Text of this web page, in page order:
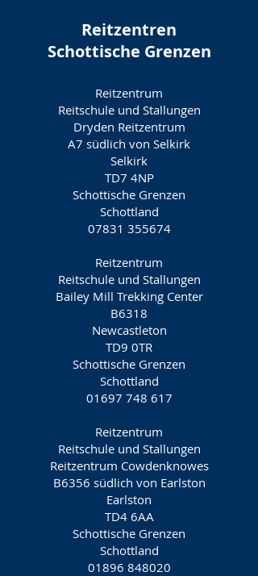
Reitzentren
Schottische Grenzen
Reitzentrum
Reitschule und Stallungen
Dryden Reitzentrum
A7 südlich von Selkirk
Selkirk
TD7 4NP
Schottische Grenzen
Schottland
07831 355674
Reitzentrum
Reitschule und Stallungen
Bailey Mill Trekking Center
B6318
Newcastleton
TD9 0TR
Schottische Grenzen
Schottland
01697 748 617
Reitzentrum
Reitschule und Stallungen
Reitzentrum Cowdenknowes
B6356 südlich von Earlston
Earlston
TD4 6AA
Schottische Grenzen
Schottland
01896 848020